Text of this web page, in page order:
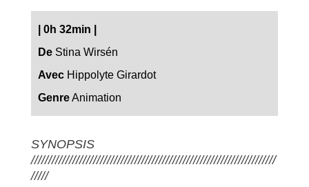
0h 32min
De Stina Wirsén
Avec Hippolyte Girardot
GenreAnimation
SYNOPSIS
///////////////////////////////////////////////////////////////////////
/////